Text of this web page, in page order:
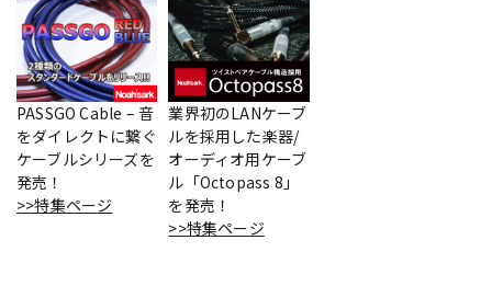
ベース
ドラム
PASSGO Cable – 音
をダイレクトに繋ぐ
ケーブルシリーズを
発売！
>>特集ページ
業界初のLANケーブ
ルを採用した楽器/
オーディオ用ケーブ
ル「Octopass 8」
を発売！
>>特集ページ